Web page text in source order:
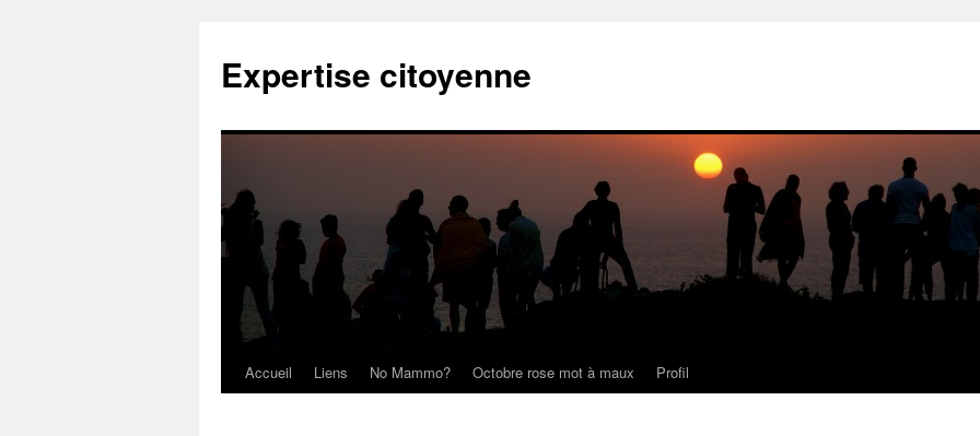
Expertise citoyenne
Accueil Liens No Mammo? Octobre rose mot à maux Profil